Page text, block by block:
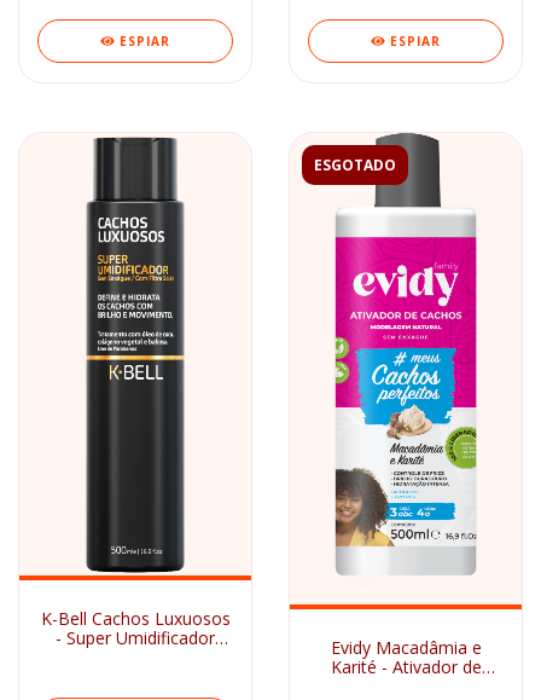
ESPIAR ESPIAR
K-Bell Cachos Luxuosos
- Super Umidificador
ESGOTADO
Evidy Macadâmia e
Karité - Ativador de